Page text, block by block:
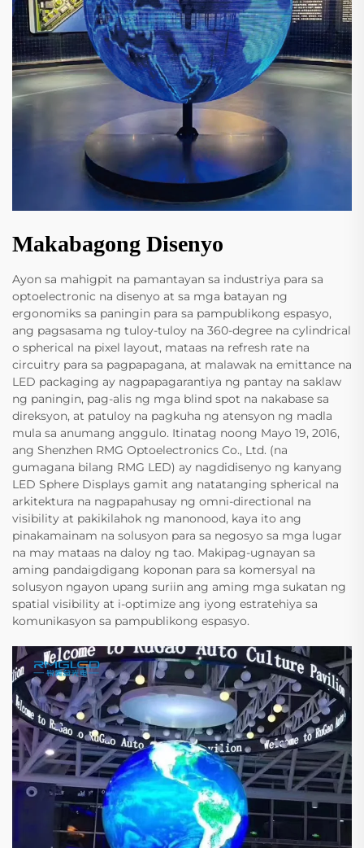
Makabagong Disenyo
Ayon sa mahigpit na pamantayan sa industriya para sa
optoelectronic na disenyo at sa mga batayan ng
ergonomiks sa paningin para sa pampublikong espasyo,
ang pagsasama ng tuloy-tuloy na 360-degree na cylindrical
o spherical na pixel layout, mataas na refresh rate na
circuitry para sa pagpapagana, at malawak na emittance na
LED packaging ay nagpapagarantiya ng pantay na saklaw
ng paningin, pag-alis ng mga blind spot na nakabase sa
direksyon, at patuloy na pagkuha ng atensyon ng madla
mula sa anumang anggulo. Itinatag noong Mayo 19, 2016,
ang Shenzhen RMG Optoelectronics Co., Ltd. (na
gumagana bilang RMG LED) ay nagdidisenyo ng kanyang
LED Sphere Displays gamit ang natatanging spherical na
arkitektura na nagpapahusay ng omni-directional na
visibility at pakikilahok ng manonood, kaya ito ang
pinakamainam na solusyon para sa negosyo sa mga lugar
na may mataas na daloy ng tao. Makipag-ugnayan sa
aming pandaigdigang koponan para sa komersyal na
solusyon ngayon upang suriin ang aming mga sukatan ng
spatial visibility at i-optimize ang iyong estratehiya sa
komunikasyon sa pampublikong espasyo.